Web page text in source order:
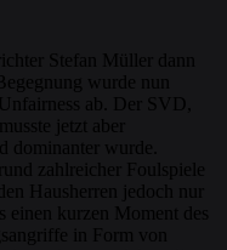
Stefan Müller dann
wurde nun
ab. Der SVD,
jetzt aber
dominanter wurde.
zahlreicher Foulspiele
Hausherren jedoch nur
einen kurzen Moment des
in Form von